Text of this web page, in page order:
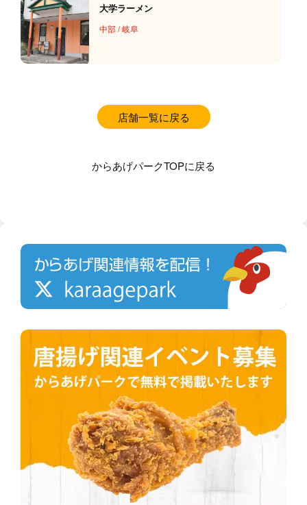
大学ラーメン
中部/岐阜
店舗一覧に戻る
からあげパークTOPに戻る